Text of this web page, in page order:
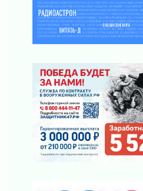
Пропавшего подростка
районе Ленобласти
02 августа 2026
действовать при укусе
02 августа 2026
В Ивангороде назвали
граждан Ленинградской
02 августа 2026
Готовность №1
02 августа 2026
Километровые столбы